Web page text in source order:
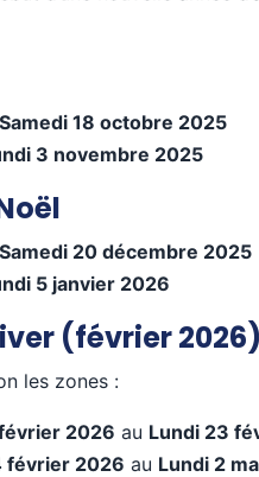
18 octobre 2025
3 novembre 2025
20 décembre 2025
5 janvier 2026
(février 2026)
les zones :
2026 au Lundi 23
février 2026 au Lundi 2